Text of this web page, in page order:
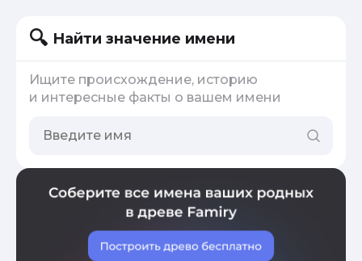
Найти значение имени
Ищите происхождение, историю
и интересные факты о вашем имени